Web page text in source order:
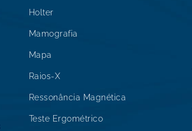
Holter
Mamografia
Mapa
Raios-X
Ressonância Magnética
Teste Ergométrico